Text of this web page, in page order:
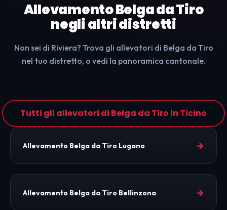
Allevamento Belga da Tiro
negli altri distretti
Non sei di Riviera? Trova gli allevatori di Belga da Tiro
nel tuo distretto, o vedi la panoramica cantonale.
Tutti gli allevatori di Belga da Tiro in Ticino
Allevamento Belga da Tiro Lugano →
Allevamento Belga da Tiro Bellinzona →